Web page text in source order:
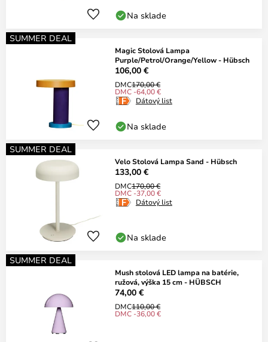
Na sklade
SUMMER DEAL
Magic Stolová Lampa
Purple/Petrol/Orange/Yellow - Hübsch
106,00 €
DMC170,00 €
DMC -64,00 €
Dátový list
Na sklade
SUMMER DEAL
Velo Stolová Lampa Sand - Hübsch
133,00 €
DMC170,00 €
DMC -37,00 €
Dátový list
Na sklade
SUMMER DEAL
Mush stolová LED lampa na batérie,
ružová, výška 15 cm - HÜBSCH
74,00 €
DMC110,00 €
DMC -36,00 €